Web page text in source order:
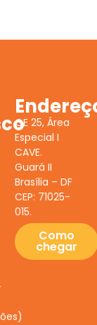
QE 25, Área
Especial I
CAVE.
Guará II
Brasília – DF
CEP: 71025-
015.
Como
chegar